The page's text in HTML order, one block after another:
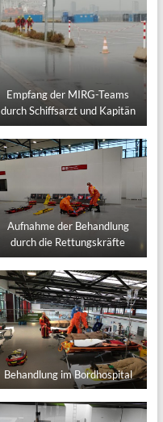
Empfang der MIRG-Teams
durch Schiffsarzt und Kapitän
Aufnahme der Behandlung
durch die Rettungskräfte
Behandlung im Bordhospital